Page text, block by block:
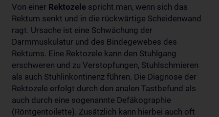
Von einer Rektozele spricht man, wenn sich das
Rektum senkt und in die rückwärtige Scheidenwand
ragt. Ursache ist eine Schwächung der
Darmmuskulatur und des Bindegewebes des
Rektums. Eine Rektozele kann den Stuhlgang
erschweren und zu Verstopfungen, Stuhlschmieren
als auch Stuhlinkontinenz führen. Die Diagnose der
Rektozele erfolgt durch den analen Tastbefund als
auch durch eine sogenannte Defäkographie
(Röntgentoilette). Zusätzlich kann hierbei auch oft